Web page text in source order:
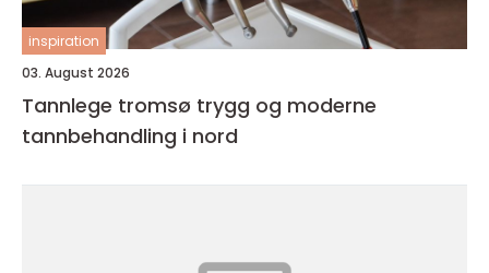
inspiration
03. August 2026
Tannlege tromsø trygg og moderne
tannbehandling i nord